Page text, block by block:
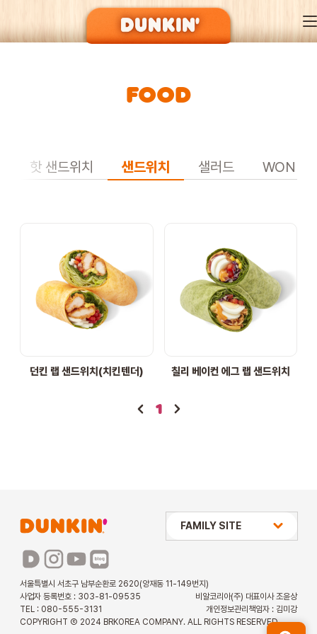
DUNKIN’ OF SEASON
EVENT
STORE
ORDER
FOOD
핫 샌드위치 샌드위치 샐러드
던킨 랩 샌드위치(치킨텐더) 칠리 베이컨 에그 랩 샌드위치
1
서울특별시 서초구 남부순환로 2620(양재동 11-149번지)
사업자 등록번호 : 303-81-09535
비알코리아(주) 대표이사 조윤상
TEL : 080-555-3131
개인정보관리책임자 : 김미강
COPYRIGHT Ⓒ 2024 BRKOREA COMPANY. ALL RIGHTS RESERVED.
상미당 HOLDINGS
파리바게뜨
파스쿠찌
FAMILY SITE